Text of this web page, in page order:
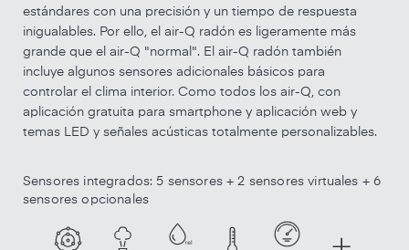
estándares con una precisión y un tiempo de respuesta
inigualables. Por ello, el air-Q radón es ligeramente más
grande que el air-Q "normal". El air-Q radón también
incluye algunos sensores adicionales básicos para
controlar el clima interior. Como todos los air-Q, con
aplicación gratuita para smartphone y aplicación web y
temas LED y señales acústicas totalmente personalizables.
Sensores integrados: 5 sensores + 2 sensores virtuales + 6
sensores opcionales